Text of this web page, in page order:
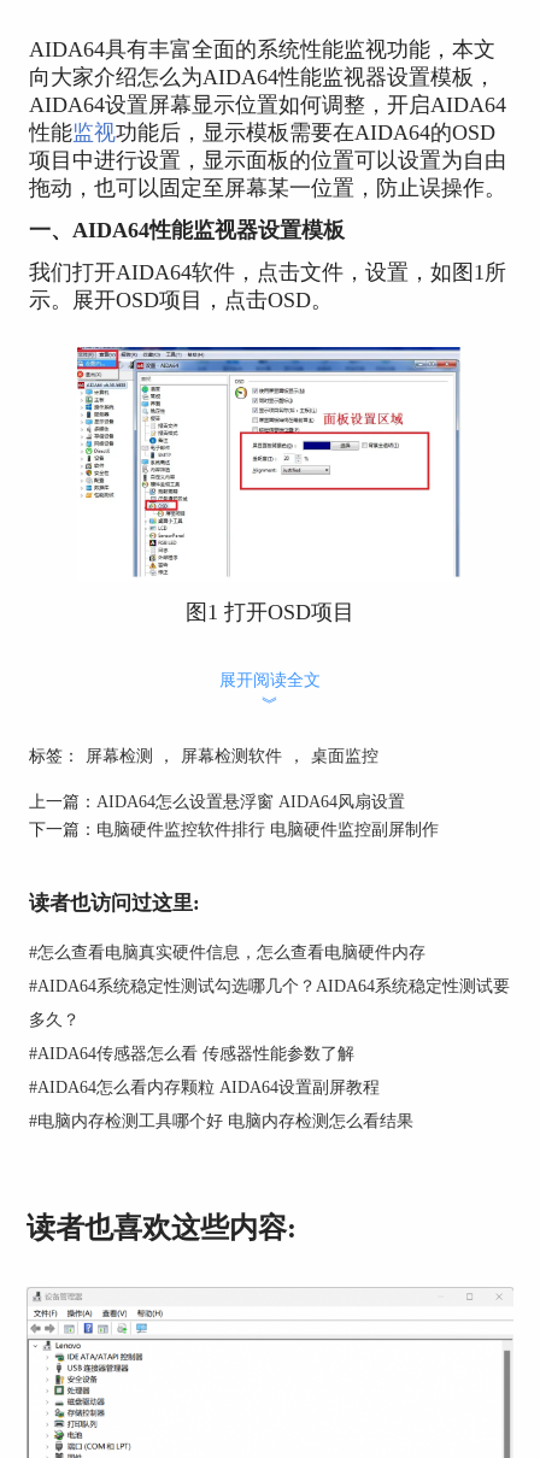
AIDA64具有丰富全面的系统性能监视功能，本文
向大家介绍怎么为AIDA64性能监视器设置模板，
AIDA64设置屏幕显示位置如何调整，开启AIDA64
性能监视功能后，显示模板需要在AIDA64的OSD
项目中进行设置，显示面板的位置可以设置为自由
拖动，也可以固定至屏幕某一位置，防止误操作。
一、AIDA64性能监视器设置模板
我们打开AIDA64软件，点击文件，设置，如图1所
示。展开OSD项目，点击OSD。
图1 打开OSD项目
色，透明度和Alignment三个选项。
例，然后我们可以在透明度选项处，为面板调整透
择默认的适合选项。
键，对项目显示格式进行设置，双击需要进行显示
的项目，然后在弹出的窗口中，对项目显示标题，
常熟悉，这里不再赘述。
展开阅读全文
︾
标签： 屏幕检测 ， 屏幕检测软件 ， 桌面监控
上一篇： AIDA64怎么设置悬浮窗 AIDA64风扇设置
下一篇： 电脑硬件监控软件排行 电脑硬件监控副屏制作
读者也访问过这里:
#怎么查看电脑真实硬件信息，怎么查看电脑硬件内存
#AIDA64系统稳定性测试勾选哪几个？AIDA64系统稳定性测试要
多久？
#AIDA64传感器怎么看 传感器性能参数了解
#AIDA64怎么看内存颗粒 AIDA64设置副屏教程
#电脑内存检测工具哪个好 电脑内存检测怎么看结果
读者也喜欢这些内容: